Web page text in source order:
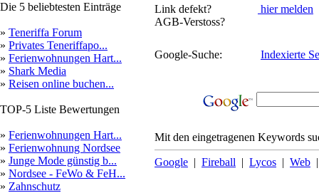
Die 5 beliebtesten Einträge
» Teneriffa Forum
» Privates Teneriffapo...
» Ferienwohnungen Hart...
» Shark Media
» Reisen online buchen...
TOP-5 Liste Bewertungen
» Ferienwohnungen Hart...
» Ferienwohnung Nordsee
» Junge Mode günstig b...
» Nordsee - FeWo & FeH...
» Zahnschutz
Link defekt?
AGB-Verstoss?
hier melden
Google-Suche: Indexierte
Mit den eingetragenen Keywords
Google | Fireball | Lycos | Web